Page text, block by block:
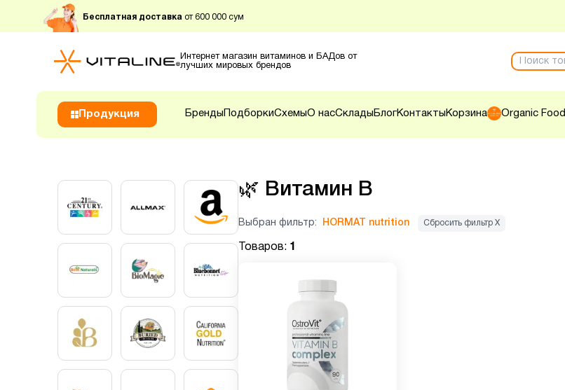
Бесплатная доставка от 600 000 сум
Интернет магазин витаминов и БАДов от
лучших мировых брендов
Продукция Бренды ПодборкиСхемыО насСклады БлогКонтакты Корзина Organic Food
🌿 Витамин B
Выбран фильтр: HORMAT nutrition Сбросить фильтр Х
Товаров: 1